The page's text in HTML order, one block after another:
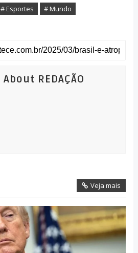
# Esportes
# Mundo
About REDAÇÃO
Veja mais